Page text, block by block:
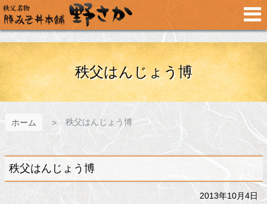
メ
イ
ン
コ
プ
秩父はんじょう博
ホーム 秩父はんじょう博
秩父はんじょう博
2013年10月4日